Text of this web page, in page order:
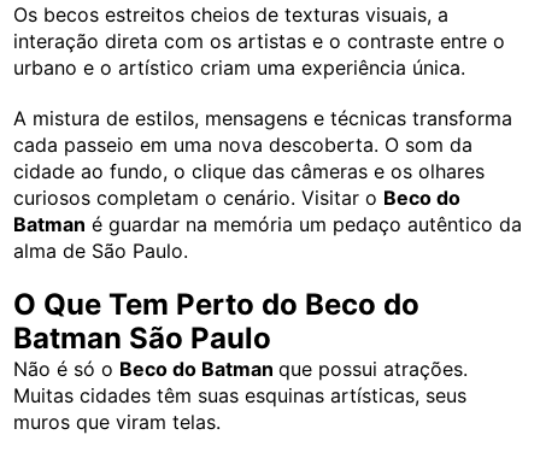
Os becos estreitos cheios de texturas visuais, a
interação direta com os artistas e o contraste entre o
urbano e o artístico criam uma experiência única.
A mistura de estilos, mensagens e técnicas transforma
cada passeio em uma nova descoberta. O som da
cidade ao fundo, o clique das câmeras e os olhares
curiosos completam o cenário. Visitar o Beco do
Batman é guardar na memória um pedaço autêntico da
alma de São Paulo.
O Que Tem Perto do Beco do
Batman São Paulo
Não é só o Beco do Batmanque possui atrações.
Muitas cidades têm suas esquinas artísticas, seus
muros que viram telas.